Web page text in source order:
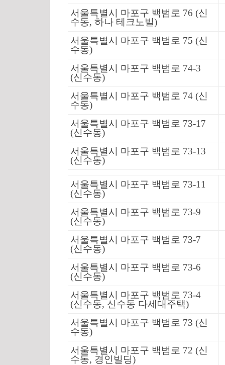
서울특별시 마포구 백범로 76 (신
수동, 하나 테크노빌)
서울특별시 마포구 백범로 75 (신
수동)
서울특별시 마포구 백범로 74-3
(신수동)
서울특별시 마포구 백범로 74 (신
수동)
서울특별시 마포구 백범로 73-17
(신수동)
서울특별시 마포구 백범로 73-13
(신수동)
서울특별시 마포구 백범로 73-11
(신수동)
서울특별시 마포구 백범로 73-9
(신수동)
서울특별시 마포구 백범로 73-7
(신수동)
서울특별시 마포구 백범로 73-6
(신수동)
서울특별시 마포구 백범로 73-4
(신수동, 신수동 다세대주택)
서울특별시 마포구 백범로 73 (신
수동)
서울특별시 마포구 백범로 72 (신
수동, 경인빌딩)